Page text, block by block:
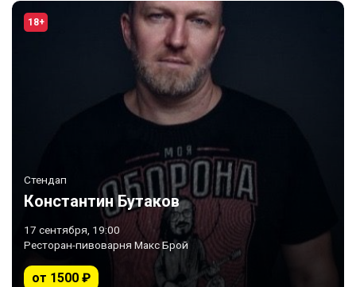
18+
Стендап
Константин Бутаков
17 сентября, 19:00
Ресторан-пивоварня Макс Брой
от 1500 ₽